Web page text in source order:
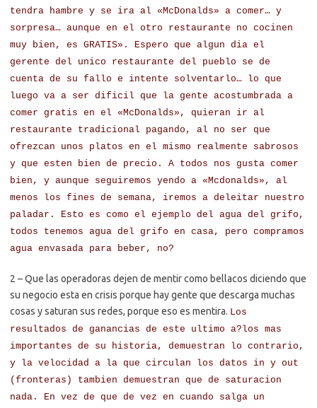
tendra hambre y se ira al «McDonalds» a comer… y
sorpresa… aunque en el otro restaurante no cocinen
muy bien, es GRATIS». Espero que algun dia el
gerente del unico restaurante del pueblo se de
cuenta de su fallo e intente solventarlo… lo que
luego va a ser dificil que la gente acostumbrada a
comer gratis en el «McDonalds», quieran ir al
restaurante tradicional pagando, al no ser que
ofrezcan unos platos en el mismo realmente sabrosos
y que esten bien de precio. A todos nos gusta comer
bien, y aunque seguiremos yendo a «Mcdonalds», al
menos los fines de semana, iremos a deleitar nuestro
paladar. Esto es como el ejemplo del agua del grifo,
todos tenemos agua del grifo en casa, pero compramos
agua envasada para beber, no?
2 – Que las operadoras dejen de mentir como bellacos diciendo que
su negocio esta en crisis porque hay gente que descarga muchas
cosas y saturan sus redes, porque eso es mentira. Los
resultados de ganancias de este ultimo a?los mas
importantes de su historia, demuestran lo contrario,
y la velocidad a la que circulan los datos in y out
(fronteras) tambien demuestran que de saturacion
nada. En vez de que de vez en cuando salga un